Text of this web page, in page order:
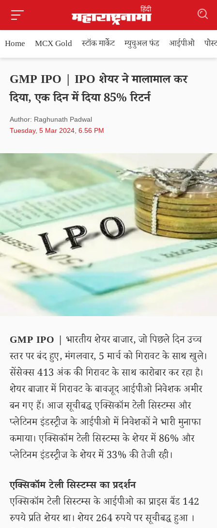
Home MCX Gold स्टॉक मार्केट म्युचुअल फंड आईपीओ
GMP IPO | IPO शेयर ने मालामाल कर
दिया, एक दिन में दिया 85% रिटर्न
Author: Raghunath Padwal
Tuesday, 5 Mar 2024, 6.56 PM
GMP IPO | भारतीय शेयर बाजार, जो पिछले दिन उच्च
स्तर पर बंद हुए, मंगलवार, 5 मार्च को गिरावट के साथ खुले।
सेंसेक्स 413 अंक की गिरावट के साथ कारोबार कर रहा है।
शेयर बाजार में गिरावट के बावजूद आईपीओ निवेशक अमीर
बन गए हैं। आज सूचीबद्ध एक्सिकॉम टेली सिस्टम्स और
प्लेटिनम इंडस्ट्रीज के आईपीओ में निवेशकों ने भारी मुनाफा
कमाया। एक्सिकॉम टेली सिस्टम्स के शेयर में 86% और
प्लेटिनम इंडस्ट्रीज के शेयर में 33% की तेजी रही।
एक्सिकॉम टेली सिस्टम्स का प्रदर्शन
एक्सिकॉम टेली सिस्टम्स के आईपीओ का प्राइस बैंड 142
रुपये प्रति शेयर था। शेयर 264 रुपये पर सूचीबद्ध हुआ ।